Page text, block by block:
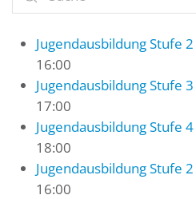
Jugendausbildung Stufe 2
16:00
Jugendausbildung Stufe 3
17:00
Jugendausbildung Stufe 4
18:00
Jugendausbildung Stufe 2
16:00